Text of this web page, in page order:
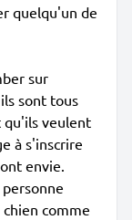
quelqu'un de
sur
sont tous
qu'ils veulent
à s'inscrire
envie.
comme